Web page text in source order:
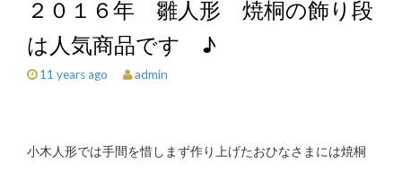
２０１６年 雛人形 焼桐の飾り段
は人気商品です ♪
11 years ago admin
小木人形では手間を惜しまず作り上げたおひなさまには焼桐